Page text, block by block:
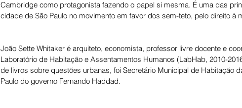
Cambridge como protagonista fazendo o papel si mesma. É uma das
cidade de São Paulo no movimento em favor dos sem-teto, pelo direito à
João Sette Whitaker é arquiteto, economista, professor livre docente e
Laboratório de Habitação e Assentamentos Humanos (LabHab, 2010-
de livros sobre questões urbanas, foi Secretário Municipal de Habitação
Paulo do governo Fernando Haddad.